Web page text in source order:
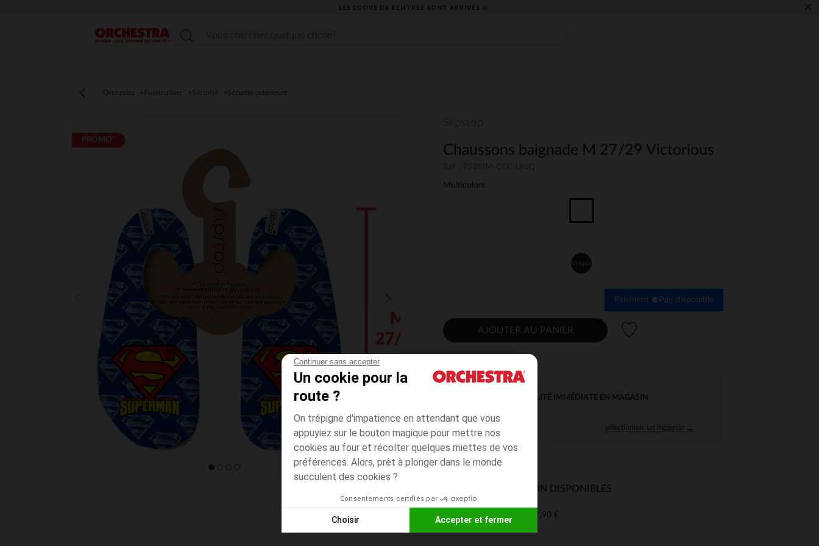
Continuer sans accepter
Un cookie pour la
route ?
On trépigne d'impatience en attendant que vous
appuyiez sur le bouton magique pour mettre nos
cookies au four et récolter quelques miettes de vos
préférences. Alors, prêt à plonger dans le monde
succulent des cookies ?
Consentements certifiés par
Choisir Accepter et fermer
LES LOOKS DE RENTRÉE SONT ARRIVÉS ✨ ×
Menu
Orchestra Puériculture Sécurité Sécurité extérieure
PROMO*
Chaussons baignade M 27/29 Victorious
Multicolore
Unique
Paiement disponible
AJOUTER AU PANIER
DISPONIBILITÉ IMMÉDIATE EN MAGASIN
sélectionner un magasin →
MODES DE LIVRAISON DISPONIBLES
Mon domicile 7,90 €